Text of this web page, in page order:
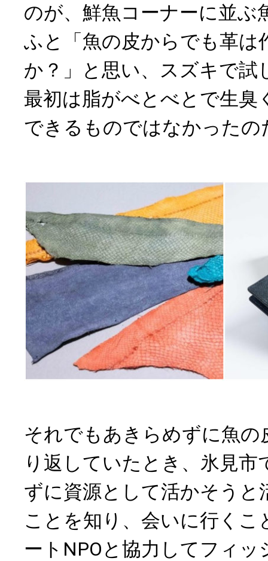
のが、鮮魚コーナーに並ぶ
ふと「魚の皮からでも革は
か？」と思い、スズキで試
最初は脂がべとべとで生臭
できるものではなかったの
それでもあきらめずに魚の
り返していたとき、氷見市
ずに資源として活かそうと
ことを知り、会いに行くこ
ートNPOと協力してフィ